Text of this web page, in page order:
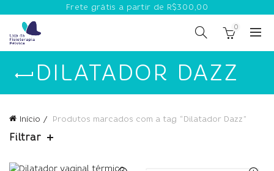
Frete grátis a partir de R$300,00
0
DILATADOR DAZZ
Início Produtos marcados com a tag “Dilatador Dazz”
Filtrar